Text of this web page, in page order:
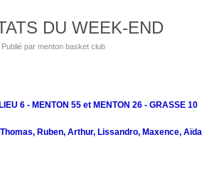
DU WEEK-END
Publié par menton basket club
6 - MENTON 55 et MENTON 26 - GRASSE 10
Ruben, Arthur, Lissandro, Maxence,